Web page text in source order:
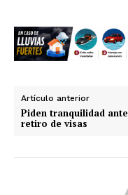
Artículo anterior
Piden tranquilidad ante
retiro de visas